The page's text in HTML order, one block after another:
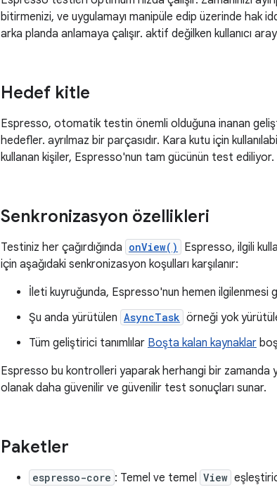
bitirmenizi, ve uygulamayı manipüle edip üzerinde hak
arka planda anlamaya çalışır. aktif değilken kullanıcı
Hedef kitle
Espresso, otomatik testin önemli olduğuna inanan
hedefler. ayrılmaz bir parçasıdır. Kara kutu için
kullanan kişiler, Espresso'nun tam gücünün test ediliyor.
Senkronizasyon özellikleri
Testiniz her çağırdığında onView()
Espresso, ilgili
için aşağıdaki senkronizasyon koşulları karşılanır:
İleti kuyruğunda, Espresso'nun hemen
Şu anda yürütülen AsyncTask örneği yok
Tüm geliştirici tanımlılar Boşta kalan kaynaklar
Espresso bu kontrolleri yaparak herhangi bir zamanda
olanak daha güvenilir ve güvenilir test sonuçları sunar.
Paketler
espresso-core : Temel ve temel View